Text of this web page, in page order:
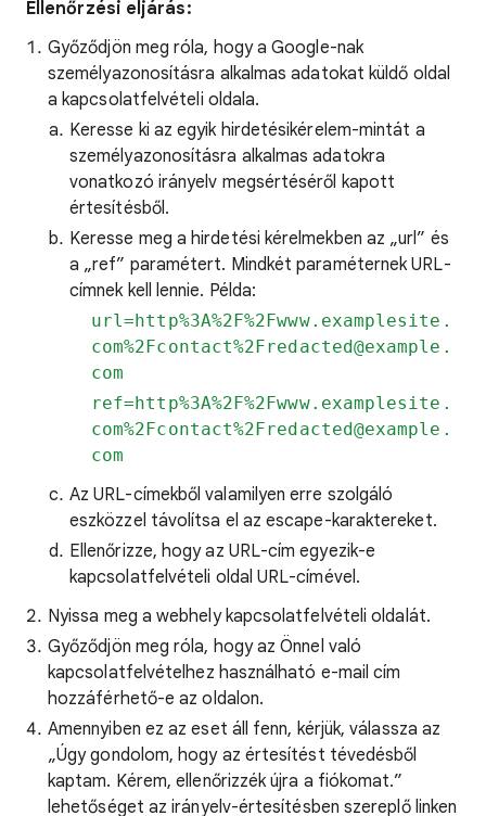
Ellenőrzési eljárás:
Győződjön meg róla, hogy a Google-nak
személyazonosításra alkalmas adatokat küldő oldal
a kapcsolatfelvételi oldala.
Keresse ki az egyik hirdetésikérelem-mintát a
személyazonosításra alkalmas adatokra
vonatkozó irányelv megsértéséről kapott
értesítésből.
Keresse meg a hirdetési kérelmekben az „url” és
a „ref” paramétert. Mindkét paraméternek URL-
címnek kell lennie. Példa:
url=http%3A%2F%2Fwww.examplesite.
com%2Fcontact%2Fredacted@example.
com
ref=http%3A%2F%2Fwww.examplesite.
com%2Fcontact%2Fredacted@example.
com
Az URL-címekből valamilyen erre szolgáló
eszközzel távolítsa el az escape-karaktereket.
Ellenőrizze, hogy az URL-cím egyezik-e
kapcsolatfelvételi oldal URL-címével.
Nyissa meg a webhely kapcsolatfelvételi oldalát.
Győződjön meg róla, hogy az Önnel való
kapcsolatfelvételhez használható e-mail cím
hozzáférhető-e az oldalon.
Amennyiben ez az eset áll fenn, kérjük, válassza az
„Úgy gondolom, hogy az értesítést tévedésből
kaptam. Kérem, ellenőrizzék újra a fiókomat.”
lehetőséget az irányelv-értesítésben szereplő linken